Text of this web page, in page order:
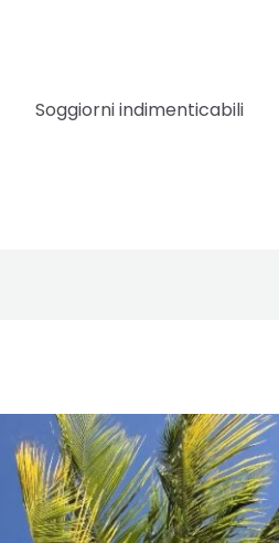
Soggiorni indimenticabili